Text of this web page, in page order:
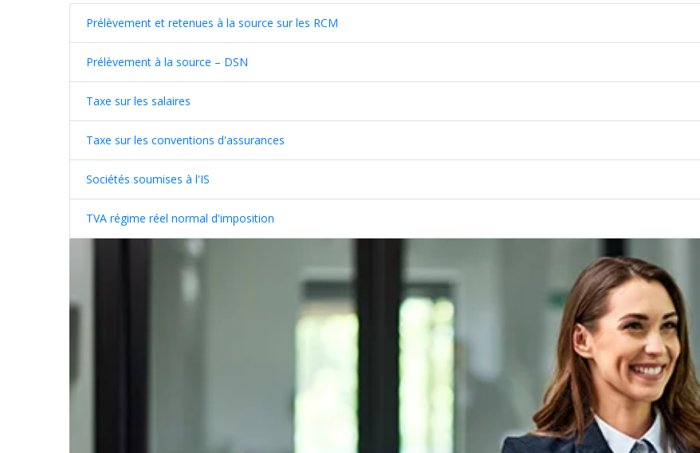
Prélèvement et retenues à la source sur les RCM
Prélèvement à la source – DSN
Taxe sur les salaires
Taxe sur les conventions d'assurances
Sociétés soumises à l'IS
TVA régime réel normal d'imposition